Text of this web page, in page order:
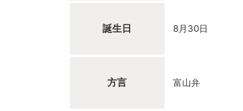
誕生日 8月30日
方言 富山弁